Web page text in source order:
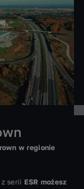
w regionie
serii ESR możesz